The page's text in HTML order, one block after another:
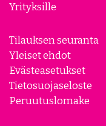
Yrityksille
Tilauksen seuranta
Yleiset ehdot
Evästeasetukset
Tietosuojaseloste
Peruutuslomake